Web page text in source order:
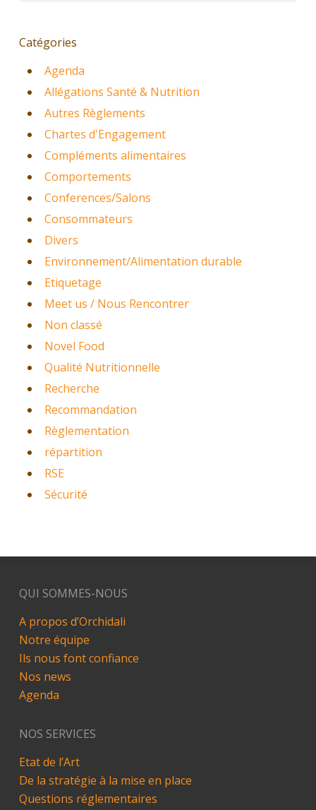
Catégories
Agenda
Allégations Santé & Nutrition
Autres Règlements
Chartes d'Engagement
Compléments alimentaires
Comportements
Conferences/Salons
Consommateurs
Divers
Environnement/Alimentation durable
Etiquetage
Meet us / Nous Rencontrer
Non classé
Novel Food
Qualité Nutritionnelle
Recherche
Recommandation
Règlementation
répartition
RSE
Sécurité
QUI SOMMES-NOUS
A propos d’Orchidali
Notre équipe
Ils nous font confiance
Nos news
Agenda
NOS SERVICES
Etat de l’Art
De la stratégie à la mise en place
Questions réglementaires